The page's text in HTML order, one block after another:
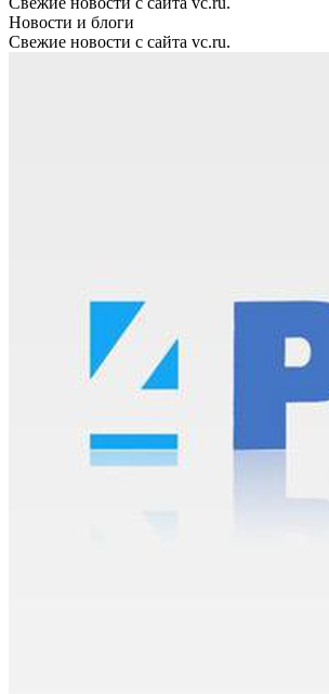
Новости и блоги
Свежие новости с сайта vc.ru.